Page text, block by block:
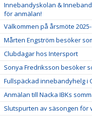
Innebandyskolan &
för anmälan!
Välkommen på årsmöte
Mårten Engström besöker
Clubdagar hos Intersport
Sonya Fredriksson besöker
Fullspäckad innebandyhelg i
Anmälan till Nacka IBKs
Slutspurten av säsongen för